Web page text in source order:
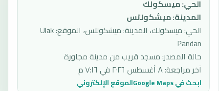
الحي:ميسكولك
المدينة:ميشكولتس
الحي: ميسكولك، المدينة: ميشكولتس، الموقع: Ulak
Pandan
حالة المصدر:مسجد قريب من مدينة مجاورة
آخر مراجعة:٨ أغسطس ٢٠٢٦ في ٧:١٦ م
ابحث في Google Maps الموقع الإلكتروني